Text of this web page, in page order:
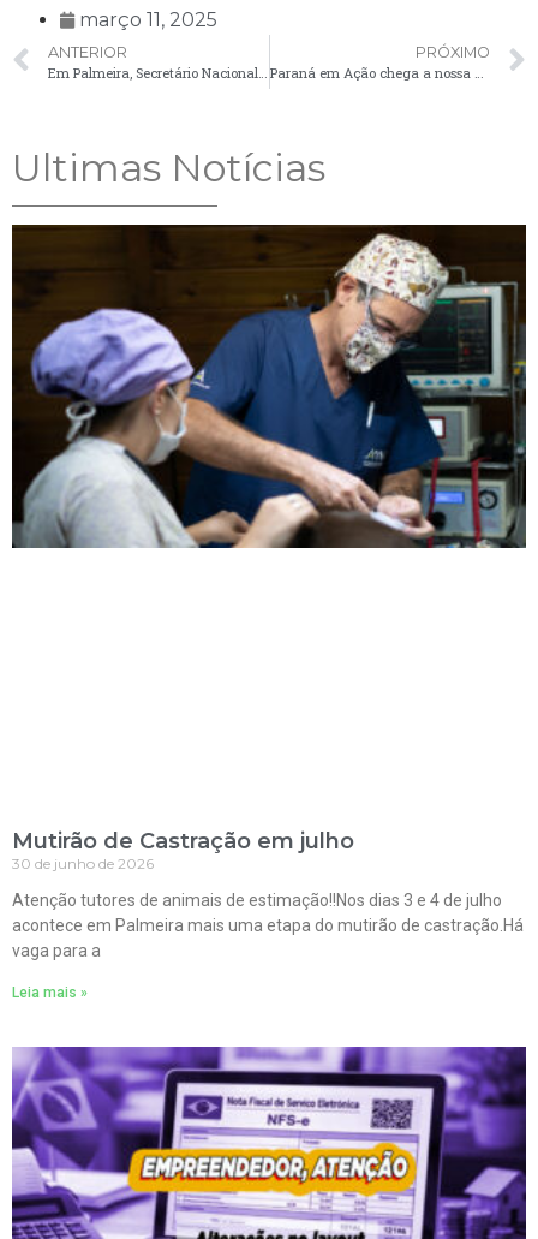
março 11, 2025
ANTERIOR
PRÓXIMO
Ultimas Notícias
Mutirão de Castração em julho
30 de junho de 2026
Atenção tutores de animais de estimação!!Nos dias 3 e 4 de julho
acontece em Palmeira mais uma etapa do mutirão de castração.Há
vaga para a
Leia mais »